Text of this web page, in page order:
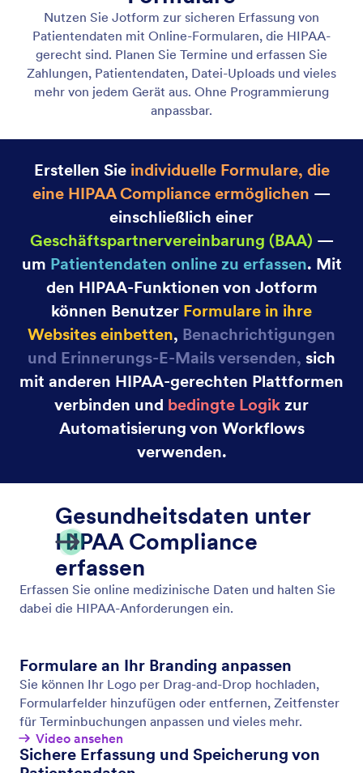
HIPAA Compliance
Erfassen Sie Patientendaten auf sichere Weise mit
HIPAA-konformen Formularen.
DSGVO Compliance
Verwenden Sie die DSGVO-konformen Formulare
von Jotform, um sicherzustellen, dass Sie bei der
Erfassung persönlicher Daten die
Datenschutzbestimmungen einhalten. Starten Sie